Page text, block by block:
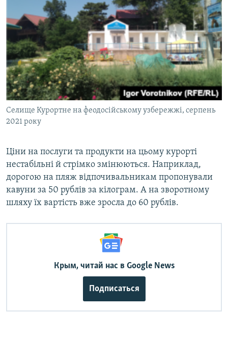
Селище Курортне на феодосійському узбережжі, серпень
2021 року
Ціни на послуги та продукти на цьому курорті
нестабільні й стрімко змінюються. Наприклад,
дорогою на пляж відпочивальникам пропонували
кавуни за 50 рублів за кілограм. А на зворотному
шляху їх вартість вже зросла до 60 рублів.
Крым, читай нас в Google News
Подписаться